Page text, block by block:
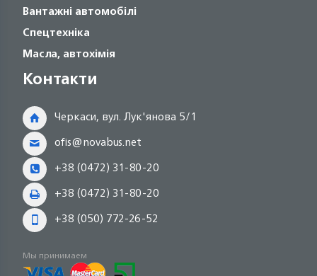
Вантажні автомобілі
Спецтехніка
Масла, автохімія
Контакти
Черкаси, вул. Лук'янова 5/1
ofis@novabus.net
+38 (0472) 31-80-20
+38 (0472) 31-80-20
+38 (050) 772-26-52
Мы принимаем